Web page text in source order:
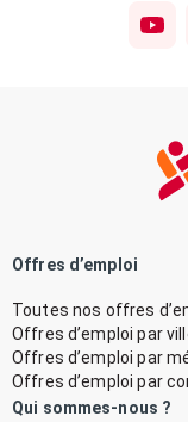
Offres d’emploi
Toutes nos offres
Offres d’emploi par
Offres d’emploi par
Offres d’emploi par
Qui sommes-nous ?